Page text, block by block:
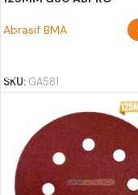
Abrasif BMA
SKU: GA581